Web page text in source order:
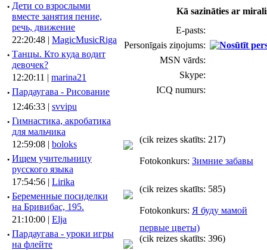
· Дети со взрослыми
вместе занятия пение,
речь, движение
22:20:48 | MagicMusicRiga
· Танцы. Кто куда водит
девочек?
12:20:11 | marina21
· Пардаугава - Рисование
12:46:33 | svvipu
· Гимнастика, акробатика
для мальчика
12:59:08 | boloks
· Ищем учительницу
русского языка
17:54:56 | Lirika
· Беременные посиделки
на Бривибас, 195.
21:10:00 | Elja
· Пардаугава - уроки игры
на флейте
Kā sazināties ar
E-pasts:
Personīgais ziņojums:
MSN vārds:
Skype:
ICQ numurs:
(cik reizes skatīts: 217)
Fotokonkurs: Зимние забавы
(cik reizes skatīts: 585)
Fotokonkurs: Я буду мамой
первые цветы)
(cik reizes skatīts: 396)